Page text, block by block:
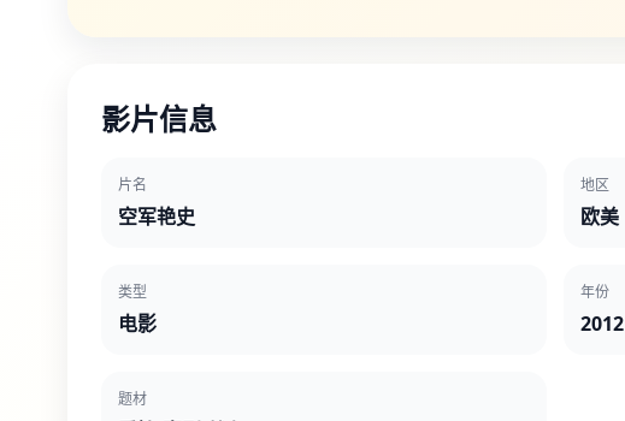
影片信息
片名
空军艳史
地区
欧美
类型
电影
年份
2012
题材